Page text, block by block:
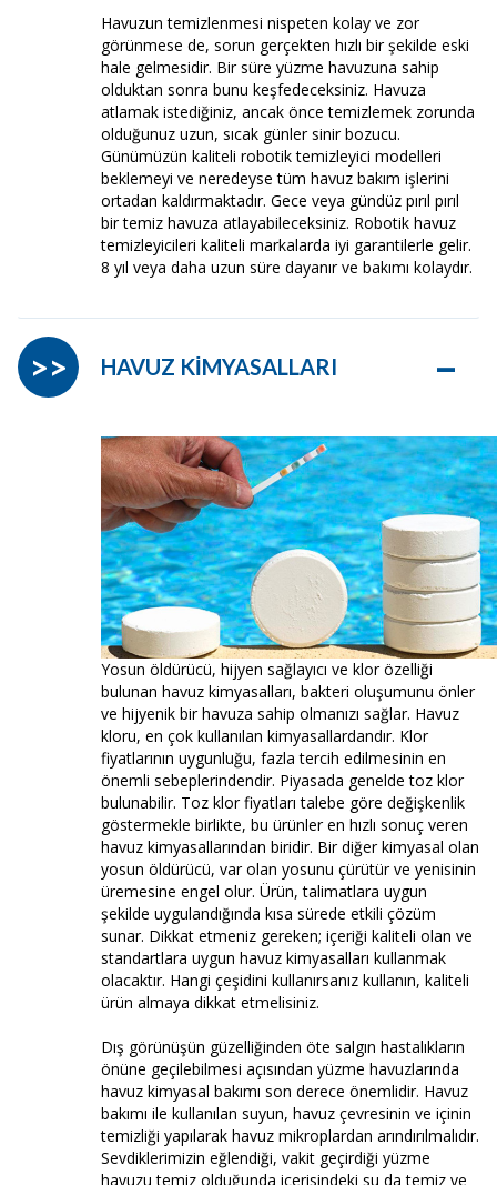
Havuzun temizlenmesi nispeten kolay ve zor
görünmese de, sorun gerçekten hızlı bir şekilde eski
hale gelmesidir. Bir süre yüzme havuzuna sahip
olduktan sonra bunu keşfedeceksiniz. Havuza
atlamak istediğiniz, ancak önce temizlemek zorunda
olduğunuz uzun, sıcak günler sinir bozucu.
Günümüzün kaliteli robotik temizleyici modelleri
beklemeyi ve neredeyse tüm havuz bakım işlerini
ortadan kaldırmaktadır. Gece veya gündüz pırıl pırıl
bir temiz havuza atlayabileceksiniz. Robotik havuz
temizleyicileri kaliteli markalarda iyi garantilerle gelir.
8 yıl veya daha uzun süre dayanır ve bakımı kolaydır.
HAVUZ KİMYASALLARI –
>>
Yosun öldürücü, hijyen sağlayıcı ve klor özelliği
bulunan havuz kimyasalları, bakteri oluşumunu önler
ve hijyenik bir havuza sahip olmanızı sağlar. Havuz
kloru, en çok kullanılan kimyasallardandır. Klor
fiyatlarının uygunluğu, fazla tercih edilmesinin en
önemli sebeplerindendir. Piyasada genelde toz klor
bulunabilir. Toz klor fiyatları talebe göre değişkenlik
göstermekle birlikte, bu ürünler en hızlı sonuç veren
havuz kimyasallarından biridir. Bir diğer kimyasal olan
yosun öldürücü, var olan yosunu çürütür ve yenisinin
üremesine engel olur. Ürün, talimatlara uygun
şekilde uygulandığında kısa sürede etkili çözüm
sunar. Dikkat etmeniz gereken; içeriği kaliteli olan ve
standartlara uygun havuz kimyasalları kullanmak
olacaktır. Hangi çeşidini kullanırsanız kullanın, kaliteli
ürün almaya dikkat etmelisiniz.
Dış görünüşün güzelliğinden öte salgın hastalıkların
önüne geçilebilmesi açısından yüzme havuzlarında
havuz kimyasal bakımı son derece önemlidir. Havuz
bakımı ile kullanılan suyun, havuz çevresinin ve içinin
temizliği yapılarak havuz mikroplardan arındırılmalıdır.
Sevdiklerimizin eğlendiği, vakit geçirdiği yüzme
havuzu temiz olduğunda içerisindeki su da temiz ve